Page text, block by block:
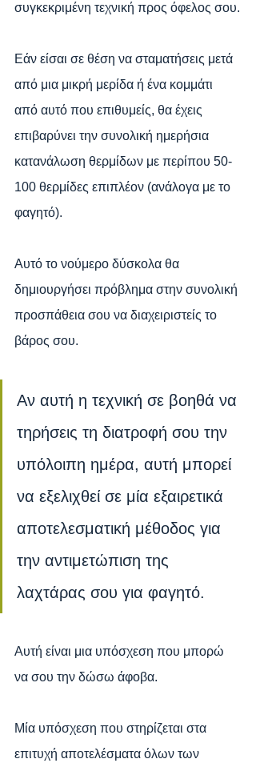
συγκεκριμένη τεχνική προς όφελος σου.
Εάν είσαι σε θέση να σταματήσεις μετά
από μια μικρή μερίδα ή ένα κομμάτι
από αυτό που επιθυμείς, θα έχεις
επιβαρύνει την συνολική ημερήσια
κατανάλωση θερμίδων με περίπου 50-
100 θερμίδες επιπλέον (ανάλογα με το
φαγητό).
Αυτό το νούμερο δύσκολα θα
δημιουργήσει πρόβλημα στην συνολική
προσπάθεια σου να διαχειριστείς το
βάρος σου.
Αν αυτή η τεχνική σε βοηθά να
τηρήσεις τη διατροφή σου την
υπόλοιπη ημέρα, αυτή μπορεί
να εξελιχθεί σε μία εξαιρετικά
αποτελεσματική μέθοδος για
την αντιμετώπιση της
λαχτάρας σου για φαγητό.
Αυτή είναι μια υπόσχεση που μπορώ
να σου την δώσω άφοβα.
Μία υπόσχεση που στηρίζεται στα
επιτυχή αποτελέσματα όλων των